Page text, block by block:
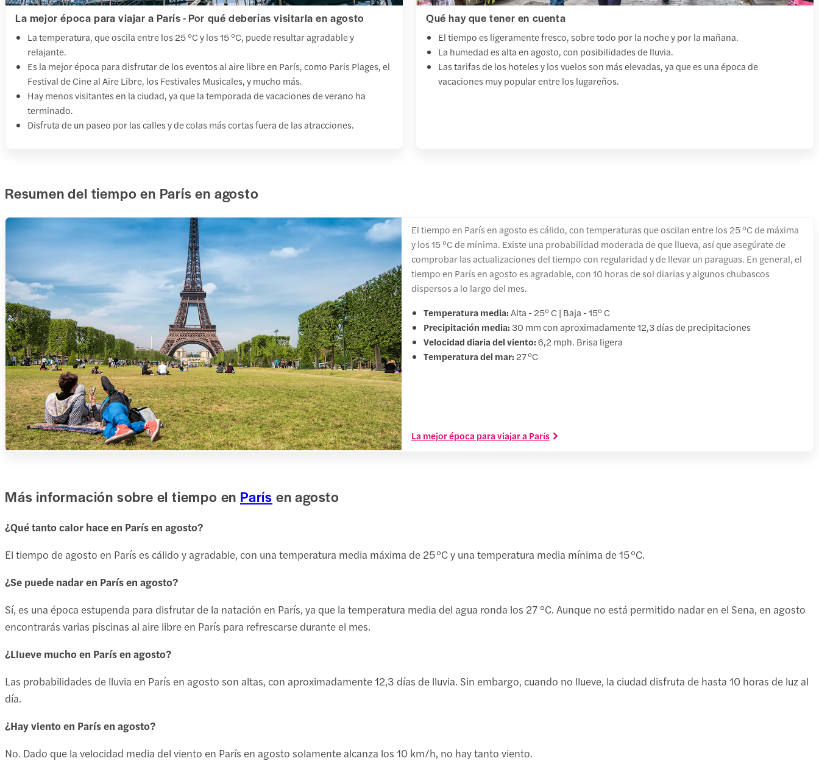
La mejor época para viajar a París - Por qué deberías visitarla en agosto
La temperatura, que oscila entre los 25 °C y los 15 °C, puede resultar agradable y
relajante.
Es la mejor época para disfrutar de los eventos al aire libre en París, como Paris Plages, el
Festival de Cine al Aire Libre, los Festivales Musicales, y mucho más.
Hay menos visitantes en la ciudad, ya que la temporada de vacaciones de verano ha
terminado.
Disfruta de un paseo por las calles y de colas más cortas fuera de las atracciones.
Qué hay que tener en cuenta
El tiempo es ligeramente fresco, sobre todo por la noche y por la mañana.
La humedad es alta en agosto, con posibilidades de lluvia.
Las tarifas de los hoteles y los vuelos son más elevadas, ya que es una época de
vacaciones muy popular entre los lugareños.
Resumen del tiempo en París en agosto
El tiempo en París en agosto es cálido, con temperaturas que oscilan entre los 25 °C de máxima
y los 15 °C de mínima. Existe una probabilidad moderada de que llueva, así que asegúrate de
comprobar las actualizaciones del tiempo con regularidad y de llevar un paraguas. En general, el
tiempo en París en agosto es agradable, con 10 horas de sol diarias y algunos chubascos
dispersos a lo largo del mes.
Temperatura media:Alta - 25° C | Baja - 15° C
Precipitación media: 30 mm con aproximadamente 12,3 días de precipitaciones
Velocidad diaria del viento:6,2 mph. Brisa ligera
Temperatura del mar: 27 °C
La mejor época para viajar a París
Más información sobre el tiempo en París en agosto
¿Qué tanto calor hace en París en agosto?
El tiempo de agosto en París es cálido y agradable, con una temperatura media máxima de 25 °C y una temperatura media mínima de 15 °C.
¿Se puede nadar en París en agosto?
Sí, es una época estupenda para disfrutar de la natación en París, ya que la temperatura media del agua ronda los 27 °C. Aunque no está permitido nadar en el Sena, en agosto
encontrarás varias piscinas al aire libre en París para refrescarse durante el mes.
¿Llueve mucho en París en agosto?
Las probabilidades de lluvia en París en agosto son altas, con aproximadamente 12,3 días de lluvia. Sin embargo, cuando no llueve, la ciudad disfruta de hasta 10 horas de luz al
día.
¿Hay viento en París en agosto?
No. Dado que la velocidad media del viento en París en agosto solamente alcanza los 10 km/h, no hay tanto viento.